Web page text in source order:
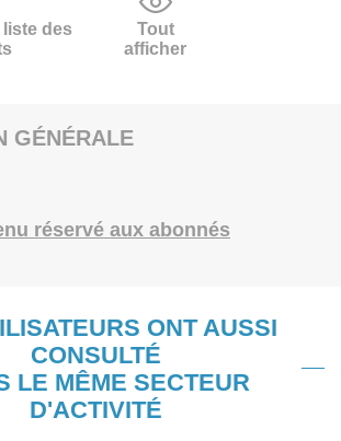
des
Tout
afficher
GÉNÉRALE
réservé aux abonnés
ONT AUSSI
CONSULTÉ
LE MÊME SECTEUR
D'ACTIVITÉ